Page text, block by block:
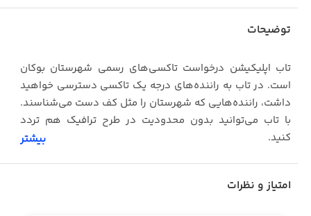
توضیحات
تاب اپلیکیشن درخواست تاکسی‌های رسمی شهرستان بوکان
است. در تاب به راننده‌های درجه یک تاکسی دسترسی خواهید
داشت، راننده‌هایی که شهرستان را مثل کف دست می‌شناسند.
با تاب می‌توانید بدون محدودیت در طرح ترافیک هم تردد
کنید.
بیشتر
امتیاز و نظرات